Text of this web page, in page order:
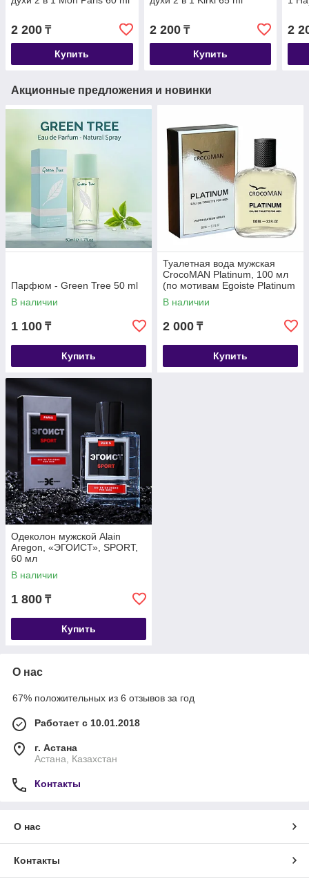
2 200 ₸
Купить
2 200₸
Купить
2
Акционные предложения и новинки
Парфюм - Green Tree 50 ml
В наличии
1 100 ₸
Купить
Туалетная вода мужская
CrocoMAN Platinum, 100 мл
(по мотивам Egoiste Platinum
(Chanel)
В наличии
2 000 ₸
Купить
Одеколон мужской Alain
Aregon, «ЭГОИСТ», SPORT,
60 мл
В наличии
1 800 ₸
Купить
О нас
67% положительных из 6 отзывов за год
Работает с 10.01.2018
г. Астана
Астана, Казахстан
Контакты
О нас
Контакты